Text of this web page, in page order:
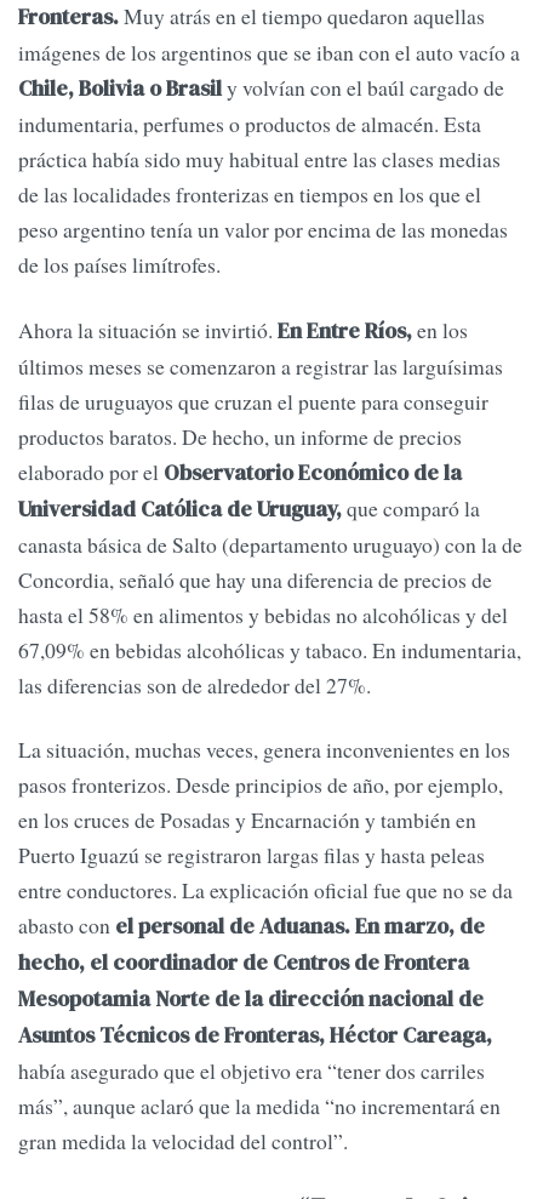
Fronteras.Muy atrás en el tiempo quedaron aquellas
imágenes de los argentinos que se iban con el auto vacío a
Chile, Bolivia o Brasily volvían con el baúl cargado de
indumentaria, perfumes o productos de almacén. Esta
práctica había sido muy habitual entre las clases medias
de las localidades fronterizas en tiempos en los que el
peso argentino tenía un valor por encima de las monedas
de los países limítrofes.
Ahora la situación se invirtió. En Entre Ríos,en los
últimos meses se comenzaron a registrar las larguísimas
filas de uruguayos que cruzan el puente para conseguir
productos baratos. De hecho, un informe de precios
elaborado por el Observatorio Económico de la
Universidad Católica de Uruguay,que comparó la
canasta básica de Salto (departamento uruguayo) con la de
Concordia, señaló que hay una diferencia de precios de
hasta el 58% en alimentos y bebidas no alcohólicas y del
67,09% en bebidas alcohólicas y tabaco. En indumentaria,
las diferencias son de alrededor del 27%.
La situación, muchas veces, genera inconvenientes en los
pasos fronterizos. Desde principios de año, por ejemplo,
en los cruces de Posadas y Encarnación y también en
Puerto Iguazú se registraron largas filas y hasta peleas
entre conductores. La explicación oficial fue que no se da
abasto con el personal de Aduanas. En marzo, de
hecho, el coordinador de Centros de Frontera
Mesopotamia Norte de la dirección nacional de
Asuntos Técnicos de Fronteras, Héctor Careaga,
había asegurado que el objetivo era “tener dos carriles
más”, aunque aclaró que la medida “no incrementará en
gran medida la velocidad del control”.